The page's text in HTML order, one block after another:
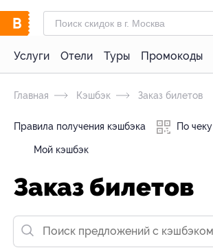
Услуги Отели Туры Промокоды
Главная Кэшбэк Заказ билетов
Правила получения кэшбэка По чеку
Мой кэшбэк
Заказ билетов